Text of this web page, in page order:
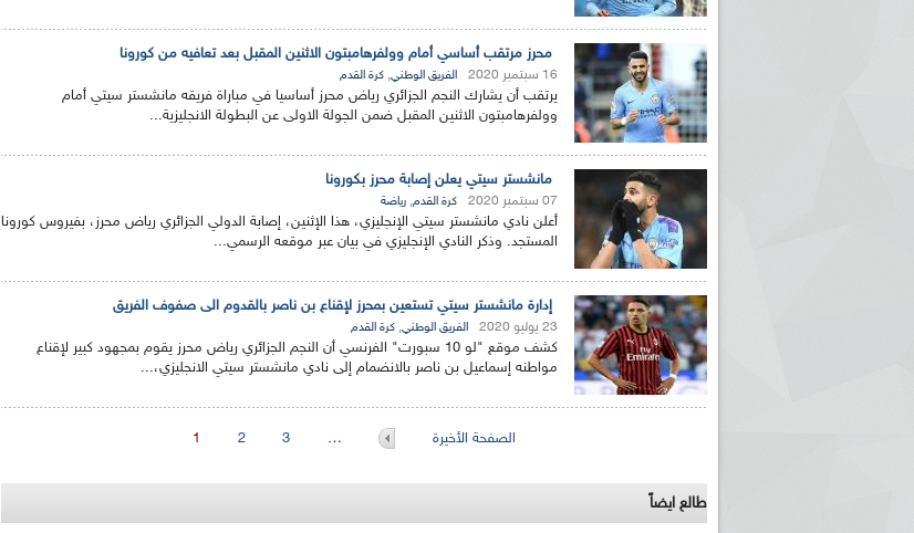
محرز مرتقب أساسي أمام وولفرهامبتون الاثنين المقبل بعد تعافيه من كورونا
16 سبتمبر 2020 الفريق الوطني, كرة القدم
يرتقب أن يشارك النجم الجزائري رياض محرز أساسيا في مباراة فريقه مانشستر سيتي أمام
وولفرهامبتون الاثنين المقبل ضمن الجولة الاولى عن البطولة الانجليزية...
مانشستر سيتي يعلن إصابة محرز بكورونا
07 سبتمبر 2020 كرة القدم, رياضة
أعلن نادي مانشستر سيتي الإنجليزي، هذا الإثنين، إصابة الدولي الجزائري رياض محرز، بفيروس كورونا
المستجد. وذكر النادي الإنجليزي في بيان عبر موقعه الرسمي...
إدارة مانشستر سيتي تستعين بمحرز لإقناع بن ناصر بالقدوم الى صفوف الفريق
23 يوليو 2020 الفريق الوطني, كرة القدم
كشف موقع "لو 10 سبورت" الفرنسي أن النجم الجزائري رياض محرز يقوم بمجهود كبير لإقناع
مواطنه إسماعيل بن ناصر بالانضمام إلى نادي مانشستر سيتي الانجليزي،...
1 2 3 … الصفحة الأخيرة
طالع ايضاً